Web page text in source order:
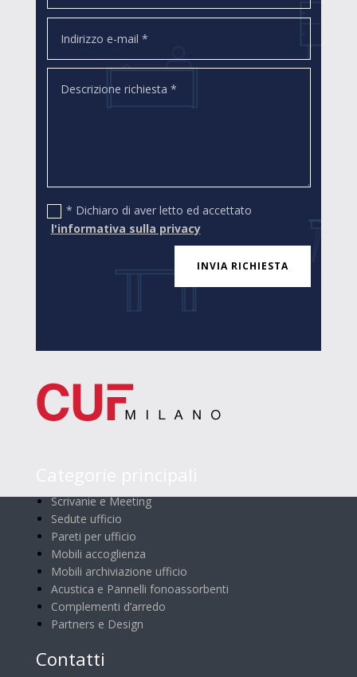
* Dichiaro di aver letto ed accettato
l'informativa sulla privacy
INVIA RICHIESTA
Scrivanie e Meeting
Sedute ufficio
Pareti per ufficio
Mobili accoglienza
Mobili archiviazione ufficio
Acustica e Pannelli fonoassorbenti
Complementi d’arredo
Partners e Design
Contatti